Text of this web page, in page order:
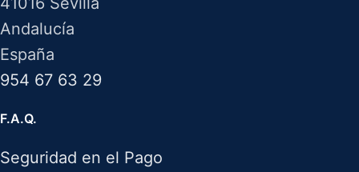
Andalucía
España
954 67 63 29
F.A.Q.
Seguridad en el Pago